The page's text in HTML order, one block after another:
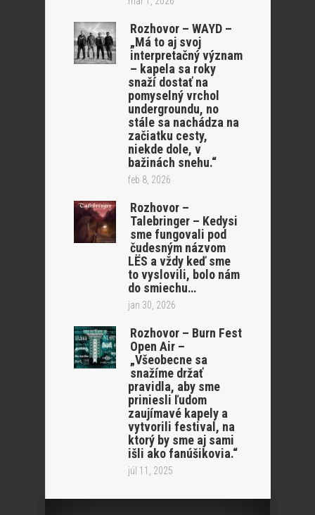
Rozhovor – WAYD –
„Má to aj svoj
interpretačný význam
– kapela sa roky
snaží dostať na
pomyselný vrchol
undergroundu, no
stále sa nachádza na
začiatku cesty,
niekde dole, v
bažinách snehu.“
feb 8, 2026
Rozhovor –
Talebringer – Kedysi
sme fungovali pod
čudesným názvom
LËS a vždy keď sme
to vyslovili, bolo nám
do smiechu…
jan 30, 2026
Rozhovor – Burn Fest
Open Air –
„Všeobecne sa
snažíme držať
pravidla, aby sme
priniesli ľudom
zaujímavé kapely a
vytvorili festival, na
ktorý by sme aj sami
išli ako fanúšikovia.“
júl 11, 2025